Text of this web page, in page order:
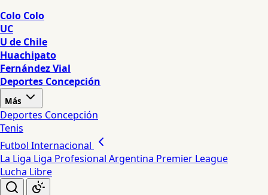
Colo Colo
UC
U de Chile
Huachipato
Fernández Vial
Deportes Concepción
Más
Deportes Concepción
Tenis
Futbol Internacional
La Liga Liga Profesional Argentina Premier League
Lucha Libre